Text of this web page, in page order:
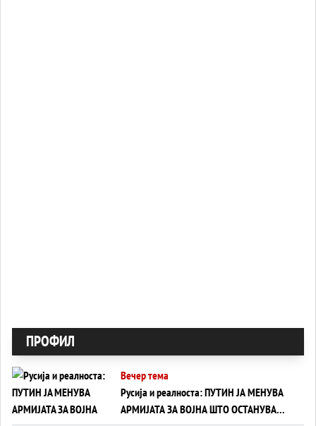
ПРОФИЛ
Вечер тема
Русија и реалноста: ПУТИН ЈА МЕНУВА
АРМИЈАТА ЗА ВОЈНА ШТО ОСТАНУВА